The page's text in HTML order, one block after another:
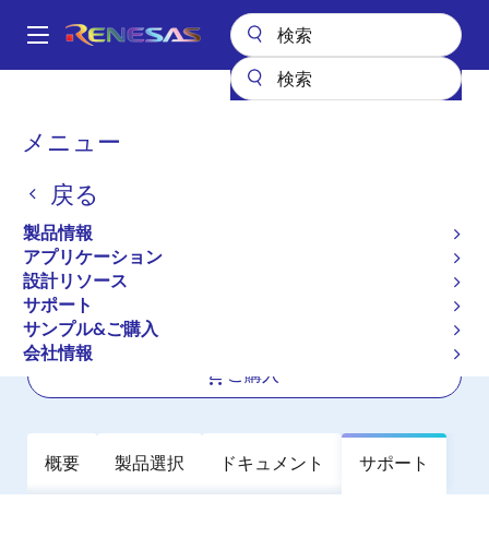
ン
Main
メニュー
戻る
製品情報
アプリケーション
設計リソース
サポート
サンプル&ご購入
会社情報
パ
く
ず
パワー & パワーマネジメント
電源周辺デバイス
ORing FETコントローラ
ISL6146
アクティブ
Low Voltage ORing FET Controller
ご購入
概要 製品選択 ドキュメント サポート